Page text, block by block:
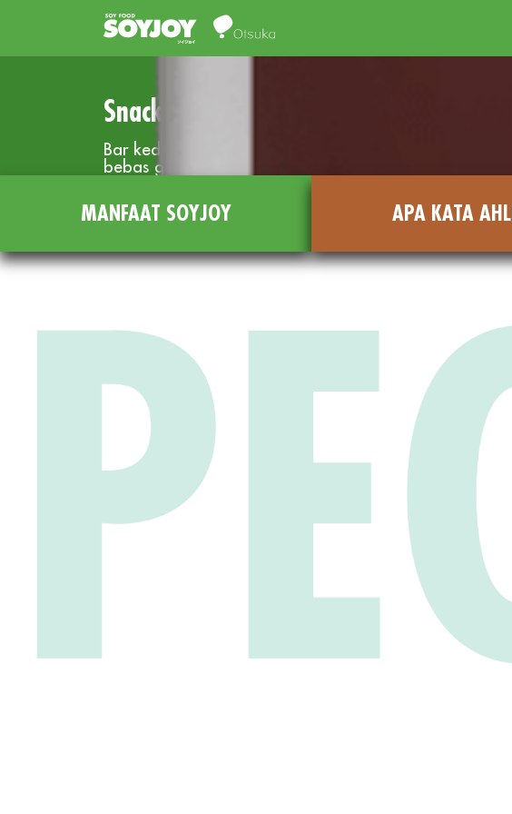
Snack Bar dengan kebaikan kedelai
Bar kedelai dengan buah dan kacang
bebas gluten, tinggi serat dan sumber protein
MANFAAT SOYJOY APA KATA AHLI